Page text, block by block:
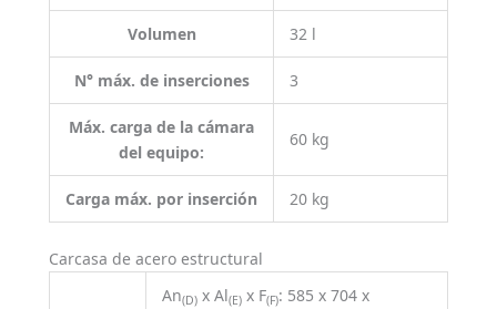
Volumen 32 l
N° máx. de inserciones 3
Máx. carga de la cámara
del equipo:
60 kg
Carga máx. por inserción 20 kg
Carcasa de acero estructural
An(D) x Al(E) x F(F): 585 x 704 x